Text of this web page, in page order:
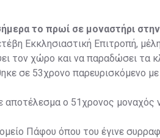
το πρωί σε μοναστήρι
Εκκλησιαστική Επιτροπή,
τον χώρο και να παραδώσει τα
σε 53χρονο παρευρισκόμενο με
αποτέλεσμα ο 51χρονος μοναχός
Πάφου όπου του έγινε